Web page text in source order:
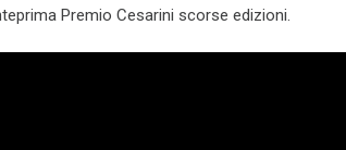
Premio Cesarini scorse edizioni.